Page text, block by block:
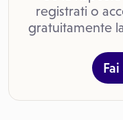
registrati o
gratuitamente